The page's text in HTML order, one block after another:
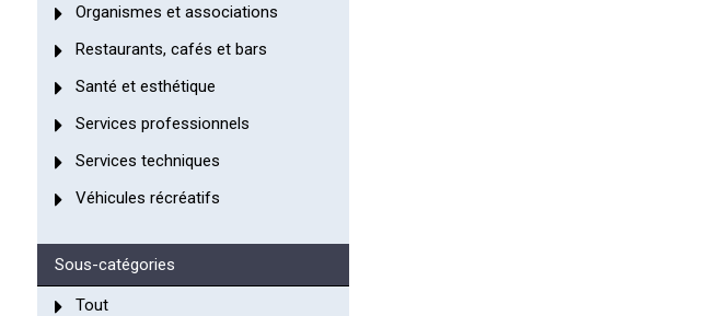
Organismes et associations
Restaurants, cafés et bars
Santé et esthétique
Services professionnels
Services techniques
Véhicules récréatifs
Sous-catégories
Tout